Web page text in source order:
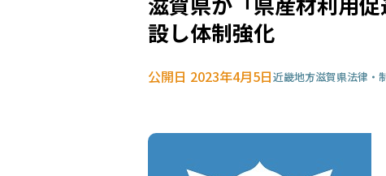
設し体制強化
公開日 2023年4月5日近畿地方滋賀県法律・